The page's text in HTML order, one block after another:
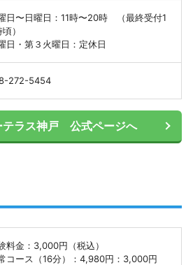
日〜日曜日：11時〜20時 （最終受付1
）
日・第３火曜日：定休日
272-5454
テラス神戸 公式ページへ
料金：3,000円（税込）
コース（16分）：4,980円：3,000円